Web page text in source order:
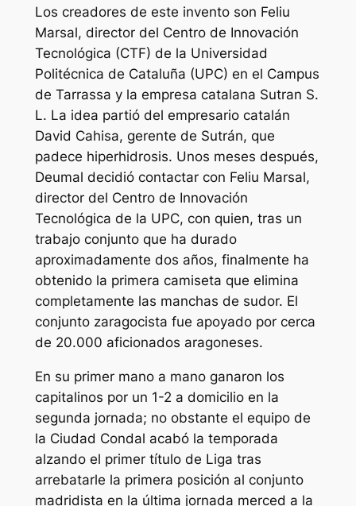
Los creadores de este invento son Feliu
Marsal, director del Centro de Innovación
Tecnológica (CTF) de la Universidad
Politécnica de Cataluña (UPC) en el Campus
de Tarrassa y la empresa catalana Sutran S.
L. La idea partió del empresario catalán
David Cahisa, gerente de Sutrán, que
padece hiperhidrosis. Unos meses después,
Deumal decidió contactar con Feliu Marsal,
director del Centro de Innovación
Tecnológica de la UPC, con quien, tras un
trabajo conjunto que ha durado
aproximadamente dos años, finalmente ha
obtenido la primera camiseta que elimina
completamente las manchas de sudor. El
conjunto zaragocista fue apoyado por cerca
de 20.000 aficionados aragoneses.
En su primer mano a mano ganaron los
capitalinos por un 1-2 a domicilio en la
segunda jornada; no obstante el equipo de
la Ciudad Condal acabó la temporada
alzando el primer título de Liga tras
arrebatarle la primera posición al conjunto
madridista en la última jornada merced a la